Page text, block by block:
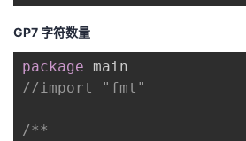
GP7 字符数量
package
//import "fmt"
/**